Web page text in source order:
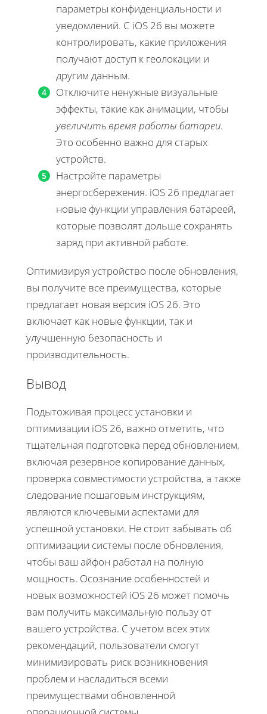
параметры конфиденциальности и
уведомлений. С iOS 26 вы можете
контролировать, какие приложения
получают доступ к геолокации и
другим данным.
Отключите ненужные визуальные
эффекты, такие как анимации, чтобы
увеличить время работы батареи.
Это особенно важно для старых
устройств.
Настройте параметры
энергосбережения. iOS 26 предлагает
новые функции управления батареей,
которые позволят дольше сохранять
заряд при активной работе.
Оптимизируя устройство после обновления,
вы получите все преимущества, которые
предлагает новая версия iOS 26. Это
включает как новые функции, так и
улучшенную безопасность и
производительность.
Вывод
Подытоживая процесс установки и
оптимизации iOS 26, важно отметить, что
тщательная подготовка перед обновлением,
включая резервное копирование данных,
проверка совместимости устройства, а также
следование пошаговым инструкциям,
являются ключевыми аспектами для
успешной установки. Не стоит забывать об
оптимизации системы после обновления,
чтобы ваш айфон работал на полную
мощность. Осознание особенностей и
новых возможностей iOS 26 может помочь
вам получить максимальную пользу от
вашего устройства. С учетом всех этих
рекомендаций, пользователи смогут
минимизировать риск возникновения
проблем и насладиться всеми
преимуществами обновленной